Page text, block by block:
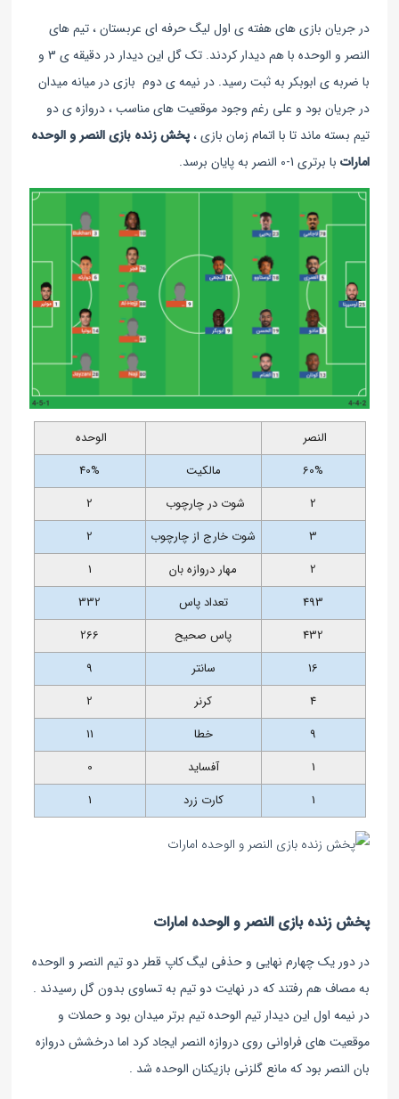
در جریان بازی های هفته ی اول لیگ حرفه ای عربستان ، تیم های
النصر و الوحده با هم دیدار کردند. تک گل این دیدار در دقیقه ی 3 و
با ضربه ی ابوبکر به ثبت رسید. در نیمه ی دوم بازی در میانه میدان
در جریان بود و علی رغم وجود موقعیت های مناسب ، دروازه ی دو
تیم بسته ماند تا با اتمام زمان بازی ،پخش زنده بازی النصر و الوحده‌
امارات با برتری 1-0 النصر به پایان برسد.
النصر
الوحده
60%
مالکیت
40%
2
شوت در چارچوب
2
3
شوت خارج از چارچوب
2
2
مهار دروازه بان
1
493
تعداد پاس
332
432
پاس صحیح
266
16
سانتر
9
4
کرنر
2
9
خطا
11
1
آفساید
0
1
کارت زرد 1
پخش زنده بازی النصر و الوحده‌ امارات
در دور یک چهارم نهایی و حذفی لیگ کاپ قطر دو تیم النصر و الوحده
به مصاف هم رفتند که در نهایت دو تیم به تساوی بدون گل رسیدند .
در نیمه اول این دیدار تیم الوحده تیم برتر میدان بود و حملات و
موقعیت های فراوانی روی دروازه النصر ایجاد کرد اما درخشش دروازه
بان النصر بود که مانع گلزنی بازیکنان الوحده شد .